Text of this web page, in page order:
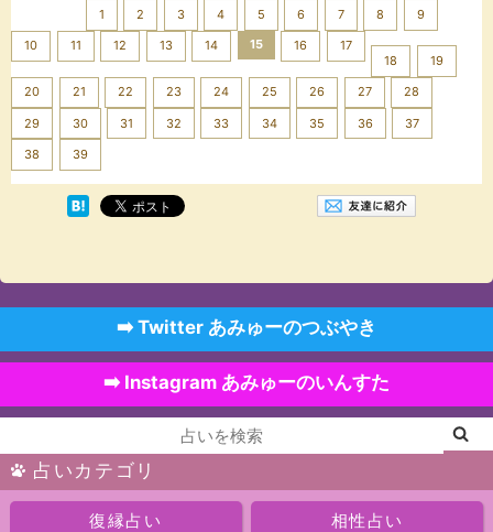
1 2 3 4 5 6 7 8 9
10 11 12 13 14 15 16
17
18
19
20 21 22 23 24 25 26 27 28
29 30 31 32 33 34 35 36 37
38 39
➡️ Twitter あみゅーのつぶやき
➡️ Instagram あみゅーのいんすた
占いカテゴリ
復縁占い 相性占い